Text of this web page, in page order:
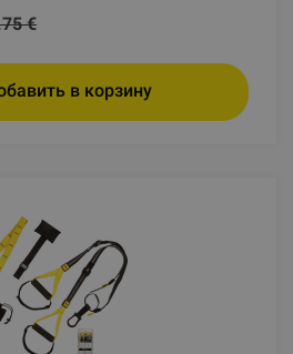
€
в корзину